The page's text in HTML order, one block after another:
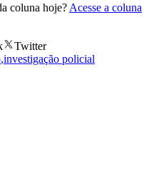
coluna hoje? Acesse a coluna
Twitter
,investigação policial